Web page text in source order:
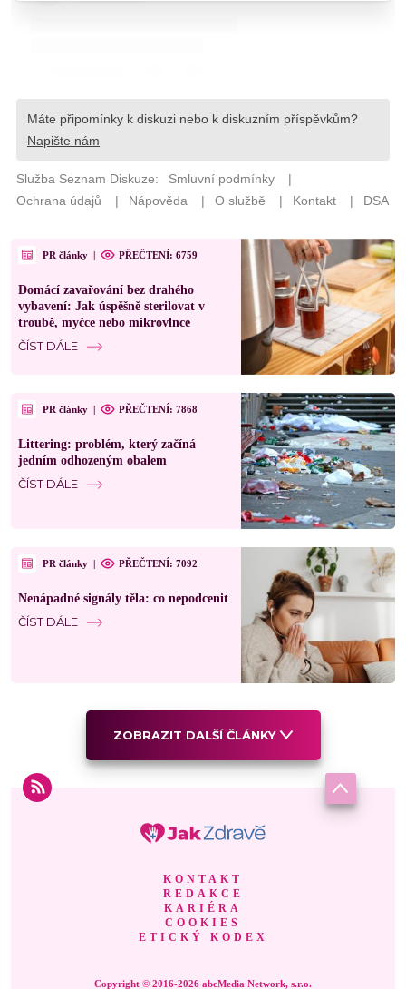
PR články | PŘEČTENÍ: 6759
Domácí zavařování bez drahého
vybavení: Jak úspěšně sterilovat v
troubě, myčce nebo mikrovlnce
ČÍST DÁLE
PR články | PŘEČTENÍ: 7868
Littering: problém, který začíná
jedním odhozeným obalem
ČÍST DÁLE
PR články | PŘEČTENÍ: 7092
Nenápadné signály těla: co nepodcenit
ČÍST DÁLE
ZOBRAZIT DALŠÍ ČLÁNKY
KONTAKT
REDAKCE
KARIÉRA
COOKIES
ETICKÝ KODEX
Copyright © 2016-2026 abcMedia Network, s.r.o.